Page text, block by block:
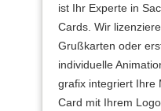
ist Ihr Experte in
Cards. Wir
Grußkarten oder
individuelle
grafix integriert Ihre
Card mit Ihrem